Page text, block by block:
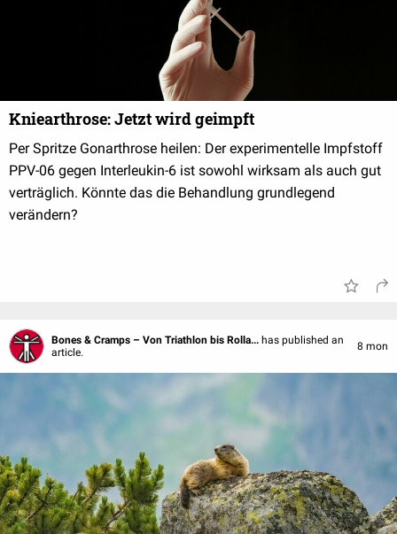
Kniearthrose: Jetzt wird geimpft
Per Spritze Gonarthrose heilen: Der experimentelle Impfstoff
PPV-06 gegen Interleukin-6 ist sowohl wirksam als auch gut
verträglich. Könnte das die Behandlung grundlegend
verändern?
Bones & Cramps – Von Triathlon bis Rolla... has published an
article.
8 mon